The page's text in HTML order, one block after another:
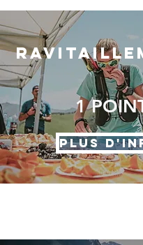
1
PLUS